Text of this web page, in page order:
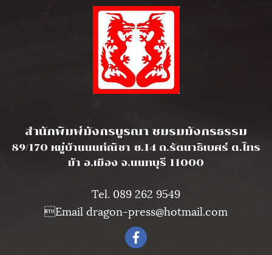
สำนักพิมพ์มังกรบูรณา ชมรมมังกรธรรม
89/170 หมู่บ้านนนท์ณิชา ซ.14 ถ.รัตนาธิเบศร์ ต.ไทร
ม้า อ.เมือง จ.นนทบุรี 11000
Tel. 089 262 9549
Email dragon-press@hotmail.com